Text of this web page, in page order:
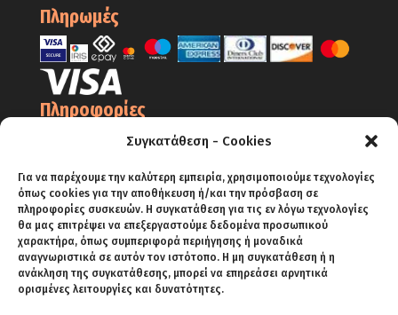
Συγκατάθεση - Cookies
Για να παρέχουμε την καλύτερη εμπειρία, χρησιμοποιούμε τεχνολογίες
όπως cookies για την αποθήκευση ή/και την πρόσβαση σε
πληροφορίες συσκευών. Η συγκατάθεση για τις εν λόγω τεχνολογίες
θα μας επιτρέψει να επεξεργαστούμε δεδομένα προσωπικού
χαρακτήρα, όπως συμπεριφορά περιήγησης ή μοναδικά
αναγνωριστικά σε αυτόν τον ιστότοπο. Η μη συγκατάθεση ή η
ανάκληση της συγκατάθεσης, μπορεί να επηρεάσει αρνητικά
ορισμένες λειτουργίες και δυνατότητες.
Πληρωμές
Πληροφορίες
Ο Λογαριασμός μου
Όροι Χρήσης
Πολιτική Απορρήτου – Cookies
Πολιτική Επιστροφών
Αποστολές
Πληρωμές